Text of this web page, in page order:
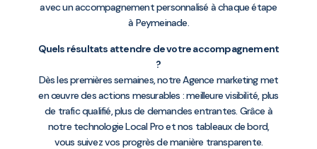
avec un accompagnement personnalisé à chaque étape
à Peymeinade.
Quels résultats attendre de votre accompagnement
?
Dès les premières semaines, notre Agence marketing met
en œuvre des actions mesurables : meilleure visibilité, plus
de trafic qualifié, plus de demandes entrantes. Grâce à
notre technologie Local Pro et nos tableaux de bord,
vous suivez vos progrès de manière transparente.